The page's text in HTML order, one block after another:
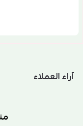
آراء العملاء